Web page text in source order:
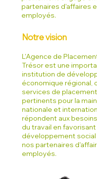
partenaires d'affaires
employés.
Notre vision
L'Agence de
Trésor est une
institution de
économique régional,
services de
pertinents pour la
nationale et
répondent aux
du travail en favorisant
développement social
nos partenaires
employés.